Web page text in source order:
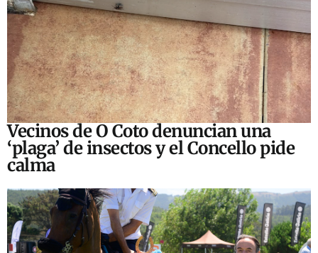
Vecinos de O Coto denuncian una
‘plaga’ de insectos y el Concello pide
calma